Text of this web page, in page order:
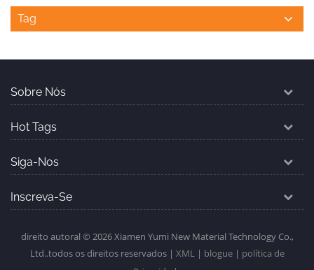
Tag
Sobre Nós
Hot Tags
Siga-Nos
Inscreva-Se
direito autoral © 2026 Xiamen Yumi New Material Technology Co.,
Ltd..todos os direitos reservados | XML| blogue| política de